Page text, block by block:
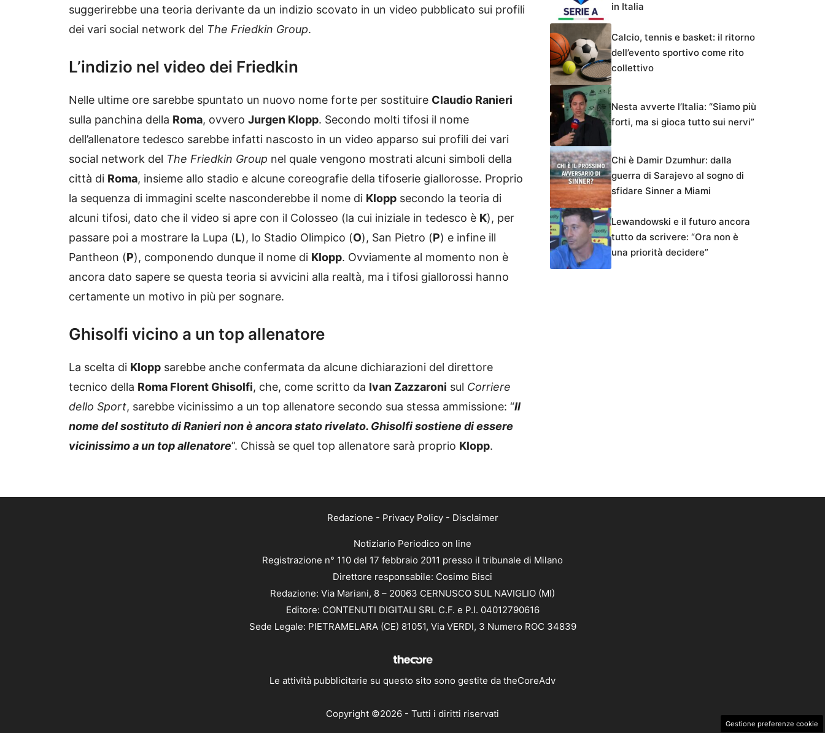
suggerirebbe una teoria derivante da un indizio scovato in un video pubblicato sui profili
dei vari social network del The Friedkin Group.
L’indizio nel video dei Friedkin
Nelle ultime ore sarebbe spuntato un nuovo nome forte per sostituire Claudio Ranieri
sulla panchina della Roma, ovvero Jurgen Klopp. Secondo molti tifosi il nome
dell’allenatore tedesco sarebbe infatti nascosto in un video apparso sui profili dei vari
social network del The Friedkin Group nel quale vengono mostrati alcuni simboli della
città di Roma, insieme allo stadio e alcune coreografie della tifoserie giallorosse. Proprio
la sequenza di immagini scelte nasconderebbe il nome di Klopp secondo la teoria di
alcuni tifosi, dato che il video si apre con il Colosseo (la cui iniziale in tedesco è K), per
passare poi a mostrare la Lupa (L), lo Stadio Olimpico (O), San Pietro (P) e infine ill
Pantheon (P), componendo dunque il nome di Klopp. Ovviamente al momento non è
ancora dato sapere se questa teoria si avvicini alla realtà, ma i tifosi giallorossi hanno
certamente un motivo in più per sognare.
Ghisolfi vicino a un top allenatore
La scelta di Klopp sarebbe anche confermata da alcune dichiarazioni del direttore
tecnico della Roma Florent Ghisolfi, che, come scritto da Ivan Zazzaroni sul Corriere
dello Sport, sarebbe vicinissimo a un top allenatore secondo sua stessa ammissione: “Il
nome del sostituto di Ranieri non è ancora stato rivelato. Ghisolfi sostiene di essere
vicinissimo a un top allenatore”. Chissà se quel top allenatore sarà proprio Klopp.
in Italia
Calcio, tennis e basket: il ritorno
dell’evento sportivo come rito
collettivo
Nesta avverte l’Italia: “Siamo più
forti, ma si gioca tutto sui nervi”
Chi è Damir Dzumhur: dalla
guerra di Sarajevo al sogno di
sfidare Sinner a Miami
Lewandowski e il futuro ancora
tutto da scrivere: “Ora non è
una priorità decidere”
Redazione - Privacy Policy- Disclaimer
Notiziario Periodico on line
Registrazione n° 110 del 17 febbraio 2011 presso il tribunale di Milano
Direttore responsabile: Cosimo Bisci
Redazione: Via Mariani, 8 – 20063 CERNUSCO SUL NAVIGLIO (MI)
Editore: CONTENUTI DIGITALI SRL C.F. e P.I. 04012790616
Sede Legale: PIETRAMELARA (CE) 81051, Via VERDI, 3 Numero ROC 34839
Le attività pubblicitarie su questo sito sono gestite da theCoreAdv
Copyright ©2026 - Tutti i diritti riservati
Gestione preferenze cookie